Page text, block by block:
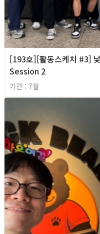
[193호][활동스케치 #3]
Session 2
기간 : 7월